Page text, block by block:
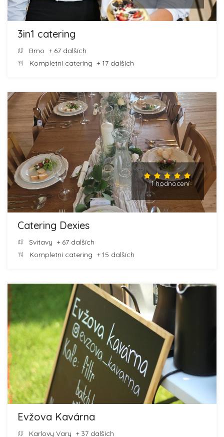
3in1 catering
Brno + 67 dalších
Kompletní catering + 17 dalších
1 hodnocení
Catering Dexies
Svitavy + 67 dalších
Kompletní catering + 15 dalších
Evžova Kavárna
Karlovy Vary + 37 dalších